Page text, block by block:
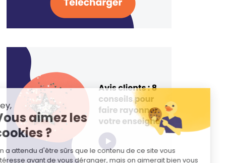
Hey,
Vous aimez les
cookies ?
On a attendu d'être sûrs que le contenu de ce site vous
intéresse avant de vous déranger, mais on aimerait bien vous